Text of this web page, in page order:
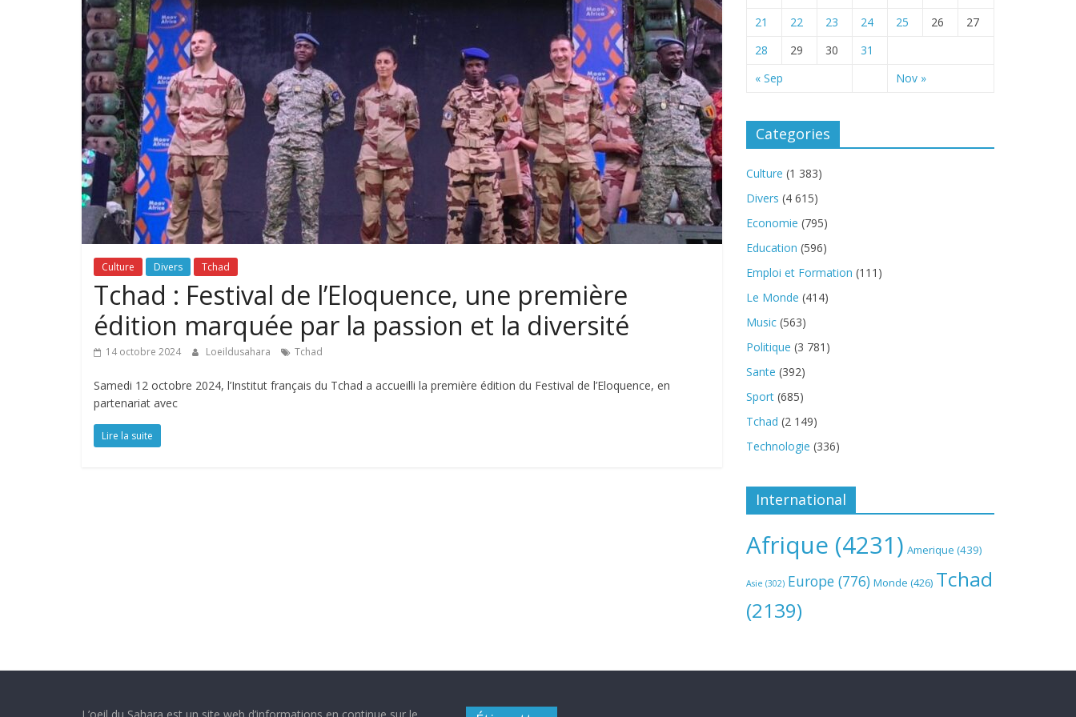
Culture Divers Tchad
Tchad : Festival de l’Eloquence, une première
édition marquée par la passion et la diversité
14 octobre 2024 Loeildusahara Tchad
Samedi 12 octobre 2024, l’Institut français du Tchad a accueilli la première édition du Festival de l’Eloquence, en
partenariat avec
Lire la suite
« Sep Nov »
21
22 23 24 25 26
27
28
29 30 31
Categories
Culture (1 383)
Divers (4 615)
Economie (795)
Education (596)
Emploi et Formation (111)
Le Monde (414)
Music (563)
Politique (3 781)
Sante (392)
Sport (685)
Tchad (2 149)
Technologie (336)
International
Afrique (4231) Amerique (439)
Asie (302) Europe (776) Monde (426) Tchad
(2139)